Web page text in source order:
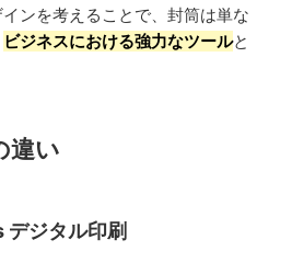
ンを考えることで、封筒は単な
ビジネスにおける強力なツールと
違い
デジタル印刷